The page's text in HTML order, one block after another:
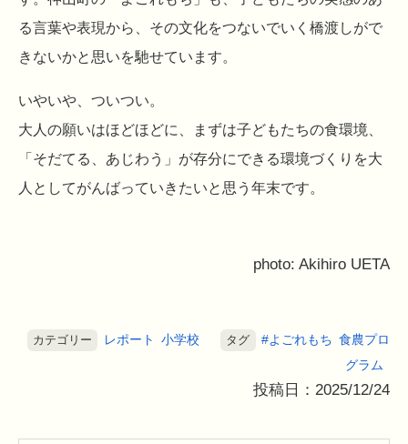
る言葉や表現から、その文化をつないでいく橋渡しがで
きないかと思いを馳せています。
いやいや、ついつい。
大人の願いはほどほどに、まずは子どもたちの食環境、
「そだてる、あじわう」が存分にできる環境づくりを大
人としてがんばっていきたいと思う年末です。
photo: Akihiro UETA
カテゴリー レポート 小学校 タグ #よごれもち 食農プロ
グラム
投稿日：2025/12/24